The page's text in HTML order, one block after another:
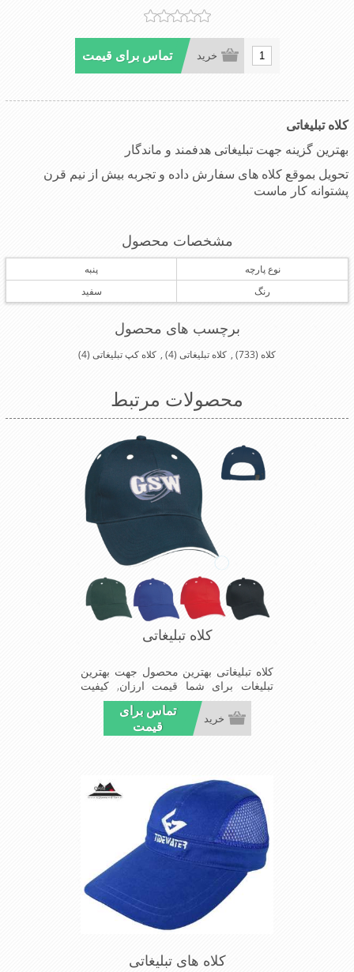
خرید تماس برای قیمت
کلاه تبلیغاتی
بهترین گزینه جهت تبلیغاتی هدفمند و ماندگار
تحویل بموقع کلاه های سفارش داده و تجربه بیش از نیم قرن
پشتوانه کار ماست
مشخصات محصول
نوع پارچه
پنبه
رنگ
سفید
برچسب های محصول
کلاه (733)
, کلاه تبلیغاتی (4)
, کلاه کپ تبلیغاتی (4)
محصولات مرتبط
کلاه تبلیغاتی
کلاه تبلیغاتی بهترین محصول جهت بهترین
تبلیغات برای شما قیمت ارزان, کیفیت
مناسب و تحویل بموقع سفارشات شما
تماس برای
قیمت
خرید
کلاه های تبلیغاتی